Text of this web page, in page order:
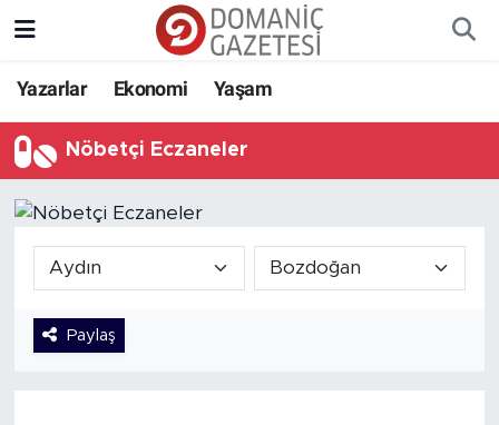
Yazarlar Ekonomi Yaşam
Nöbetçi Eczaneler
Paylaş